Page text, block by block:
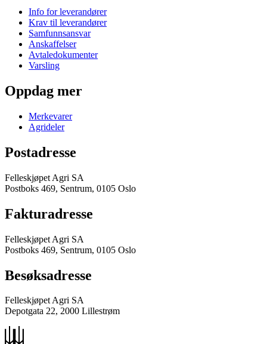
Info for leverandører
Krav til leverandører
Samfunnsansvar
Anskaffelser
Avtaledokumenter
Varsling
Oppdag mer
Merkevarer
Agrideler
Postadresse
Felleskjøpet Agri SA
Postboks 469, Sentrum, 0105 Oslo
Fakturadresse
Felleskjøpet Agri SA
Postboks 469, Sentrum, 0105 Oslo
Besøksadresse
Felleskjøpet Agri SA
Depotgata 22, 2000 Lillestrøm